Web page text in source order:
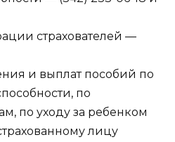
страхователей —
и выплат пособий по
по
по уходу за ребенком
лицу